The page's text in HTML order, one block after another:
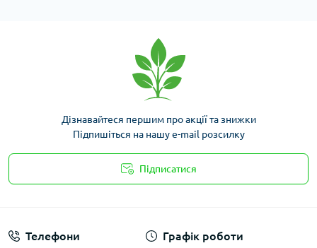
Дізнавайтеся першим про акції та знижки
Підпишіться на нашу e-mail розсилку
Підписатися
Телефони Графік роботи